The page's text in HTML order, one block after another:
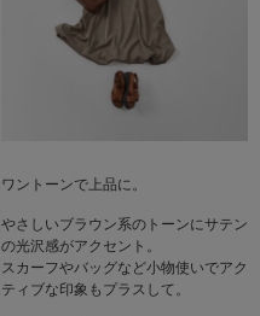
ワントーンで上品に。
やさしいブラウン系のトーンにサテン
の光沢感がアクセント。
スカーフやバッグなど小物使いでアク
ティブな印象もプラスして。